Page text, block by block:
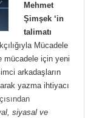
Mehmet
Şimşek ‘in
talimatı
Mücadele
mücadele için yeni
arkadaşların
yazma ihtiyacı
siyasal ve